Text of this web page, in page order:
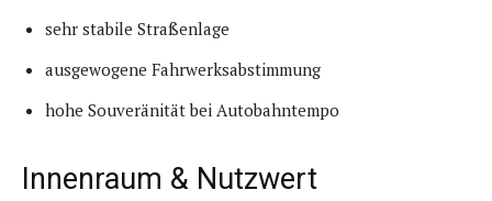
sehr stabile Straßenlage
ausgewogene Fahrwerksabstimmung
hohe Souveränität bei Autobahntempo
Innenraum & Nutzwert